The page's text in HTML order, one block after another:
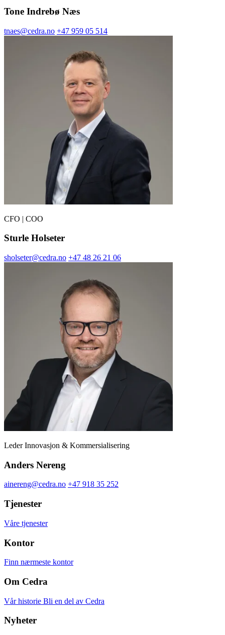
Tone Indrebø Næs
tnaes@cedra.no +47 959 05 514
CFO | COO
Sturle Holseter
sholseter@cedra.no +47 48 26 21 06
Leder Innovasjon & Kommersialisering
Anders Nereng
ainereng@cedra.no +47 918 35 252
Tjenester
Våre tjenester
Kontor
Finn nærmeste kontor
Om Cedra
Vår historie Bli en del av Cedra
Nyheter